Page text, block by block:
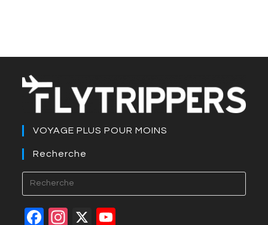
VOYAGE PLUS POUR MOINS
Recherche
F In X